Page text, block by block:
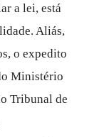
a lei, está
Aliás,
o expedito
Ministério
Tribunal de